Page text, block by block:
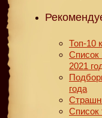
Топ-10
Список
2021
года
Список